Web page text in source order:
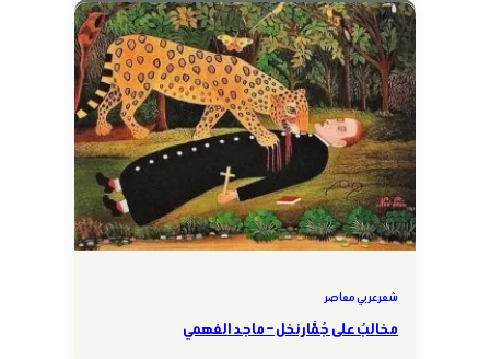
شعر عربي معاصر
مخالبٌ على جُمَّار نخل – ماجد الفهمي